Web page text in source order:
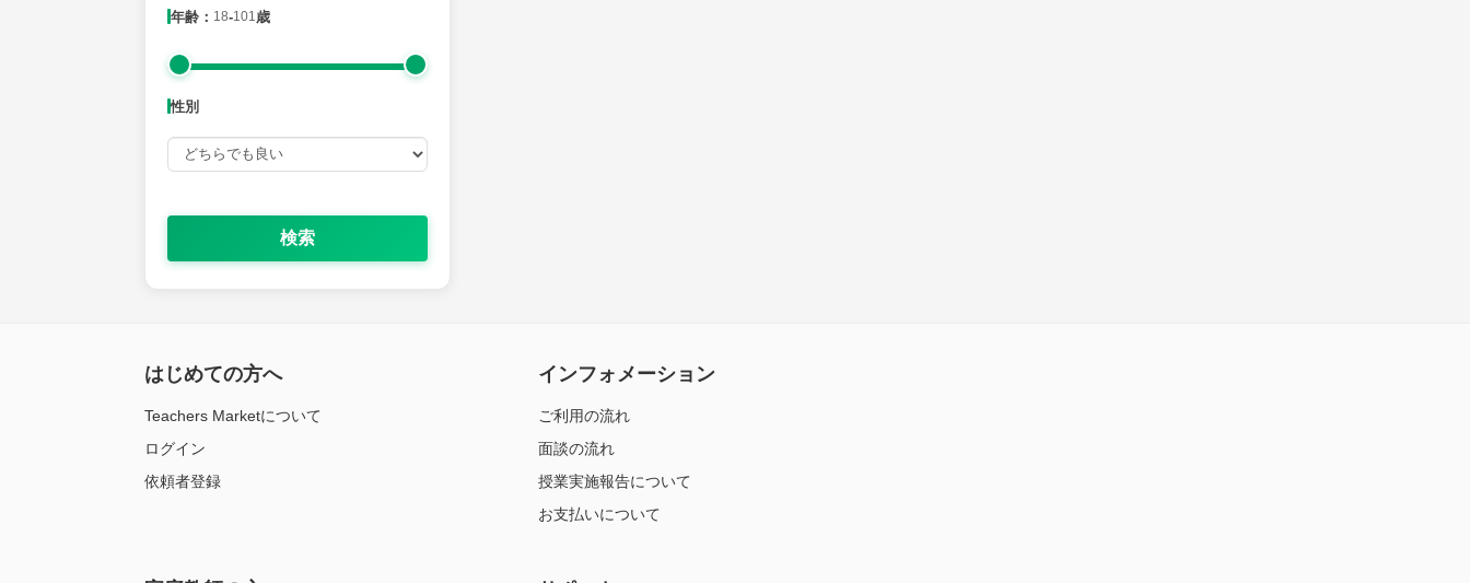
年齢： 18-101 歳
性別
検索
はじめての方へ
Teachers Marketについて
ログイン
依頼者登録
インフォメーション
ご利用の流れ
面談の流れ
授業実施報告について
お支払いについて